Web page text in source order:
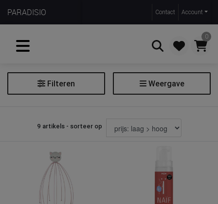
PARADISIO Contact Account
0
Zoeken
Filteren Weergave
Doelgroep
9 artikels - sorteer op